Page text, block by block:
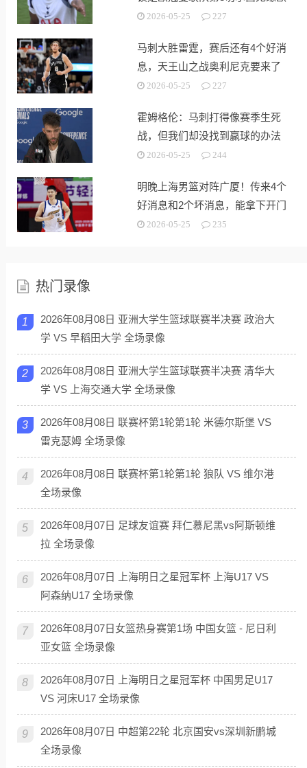
战2026-05-25 227
马刺大胜雷霆，赛后还有4个好消
息，天王山之战奥利尼克要来了
2026-05-25 227
霍姆格伦：马刺打得像赛季生死
战，但我们却没找到赢球的办法
2026-05-25 244
明晚上海男篮对阵广厦！传来4个
好消息和2个坏消息，能拿下开门
红2026-05-25 235
热门录像
1
2026年08月08日 亚洲大学生篮球联赛半决赛 政治大
学 VS 早稻田大学 全场录像
2
2026年08月08日 亚洲大学生篮球联赛半决赛 清华大
学 VS 上海交通大学 全场录像
3
2026年08月08日 联赛杯第1轮第1轮 米德尔斯堡 VS
雷克瑟姆 全场录像
4
2026年08月08日 联赛杯第1轮第1轮 狼队 VS 维尔港
全场录像
5
2026年08月07日 足球友谊赛 拜仁慕尼黑vs阿斯顿维
拉 全场录像
6
2026年08月07日 上海明日之星冠军杯 上海U17 VS
阿森纳U17 全场录像
7
2026年08月07日女篮热身赛第1场 中国女篮 - 尼日利
亚女篮 全场录像
8
2026年08月07日 上海明日之星冠军杯 中国男足U17
VS 河床U17 全场录像
9
2026年08月07日 中超第22轮 北京国安vs深圳新鹏城
全场录像